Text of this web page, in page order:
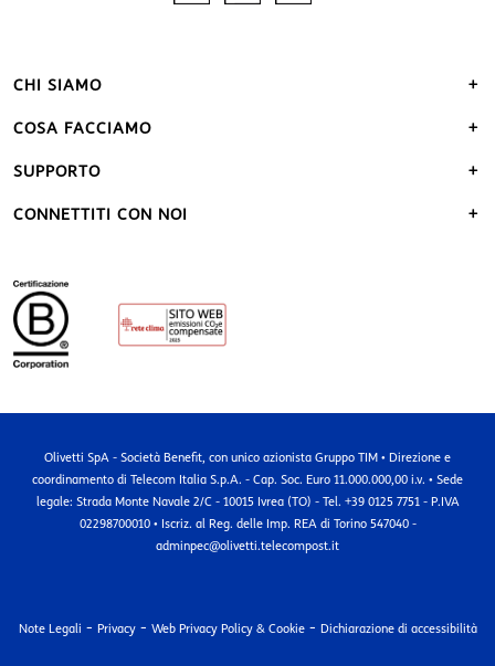
CHI SIAMO
COSA FACCIAMO
SUPPORTO
CONNETTITI CON NOI
Olivetti SpA - Società Benefit, con unico azionista Gruppo TIM • Direzione e
coordinamento di Telecom Italia S.p.A. - Cap. Soc. Euro 11.000.000,00 i.v. • Sede
legale: Strada Monte Navale 2/C - 10015 Ivrea (TO) - Tel. +39 0125 7751 - P.IVA
02298700010 • Iscriz. al Reg. delle Imp. REA di Torino 547040 -
adminpec@olivetti.telecompost.it
Note Legali - Privacy- Web Privacy Policy & Cookie- Dichiarazione di accessibilità